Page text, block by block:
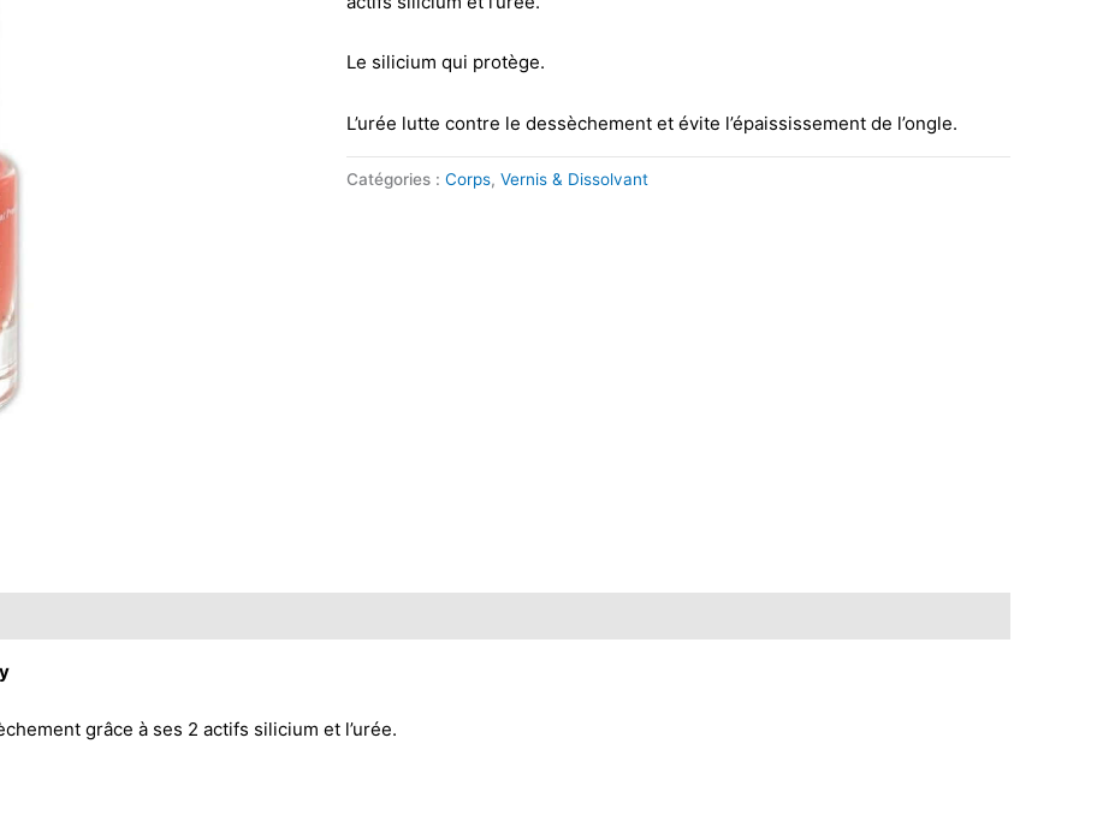
Le silicium qui protège.
L’urée lutte contre le dessèchement et évite l’épaississement de l’ongle.
Catégories : Corps, Vernis & Dissolvant
grâce à ses 2 actifs silicium et l’urée.